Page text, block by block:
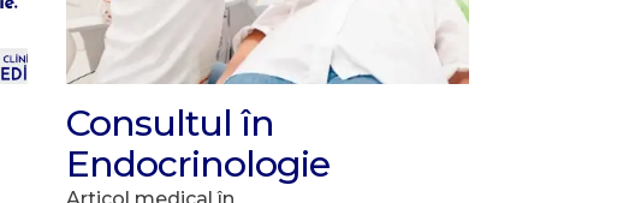
Consultul în
Endocrinologie